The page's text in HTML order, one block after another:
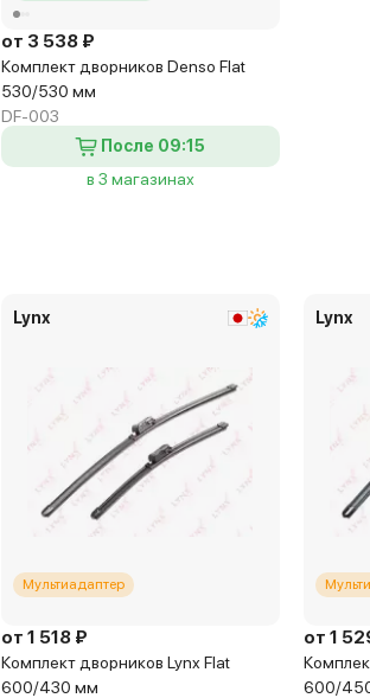
от 3 538 ₽
Комплект дворников Denso Flat
530/530 мм
DF-003
После 09:15
в 3 магазинах
Lynx
Мультиадаптер
от 1 518 ₽
Комплект дворников Lynx Flat
600/430 мм
Lynx
от 1
600/